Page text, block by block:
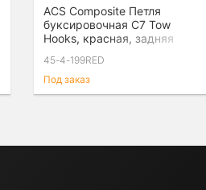
ACS Composite Петля
буксировочная C7 Tow
Hooks, красная, задняя
45-4-199RED
Под заказ